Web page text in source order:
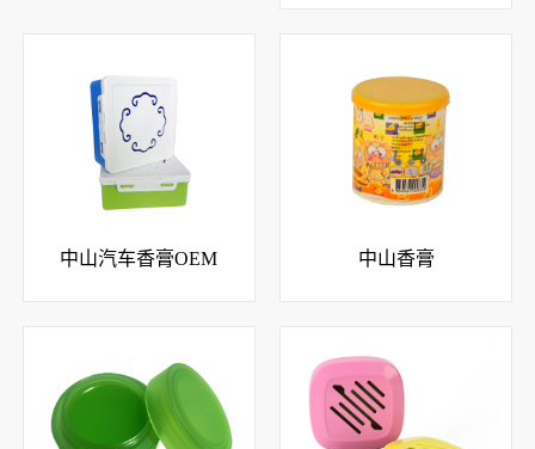
中山汽车香膏OEM 中山香膏